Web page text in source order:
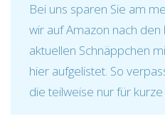
Bei uns sparen Sie am
wir auf Amazon nach
aktuellen Schnäppchen
hier aufgelistet. So
die teilweise nur für